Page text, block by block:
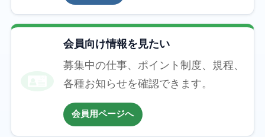
会員向け情報を見たい
募集中の仕事、ポイント制度、規程、
各種お知らせを確認できます。
会員用ページへ